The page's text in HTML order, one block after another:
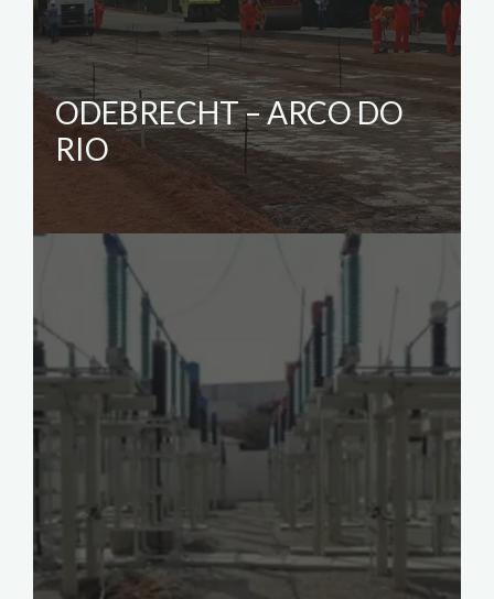
ODEBRECHT – ARCO DO
RIO